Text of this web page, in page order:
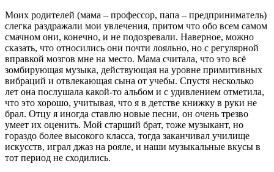
Моих родителей (мама – профессор, папа – предприниматель)
слегка раздражали мои увлечения, притом что обо всем самом
смачном они, конечно, и не подозревали. Наверное, можно
сказать, что относились они почти лояльно, но с регулярной
вправкой мозгов мне на место. Мама считала, что это всё
зомбирующая музыка, действующая на уровне примитивных
вибраций и отвлекающая сына от учебы. Спустя несколько
лет она послушала какой‑то альбом и с удивлением отметила,
что это хорошо, учитывая, что я в детстве книжку в руки не
брал. Отцу я иногда ставлю новые песни, он очень трезво
умеет их оценить. Мой старший брат, тоже музыкант, но
гораздо более высокого класса, тогда заканчивал училище
искусств, играл джаз на рояле, и наши музыкальные вкусы в
тот период не сходились.